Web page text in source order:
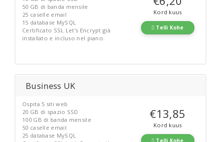
50 GB di banda mensile
25 caselle email
15 database MySQL
Certificato SSL Let's Encrypt già
installato e incluso nel piano.
Kord kuus
Telli Kohe
Business UK
Ospita 5 siti web
20 GB di spazio SSD
100 GB di banda mensile
50 caselle email
25 database MySQL
€13,85
Kord kuus
Telli Kohe